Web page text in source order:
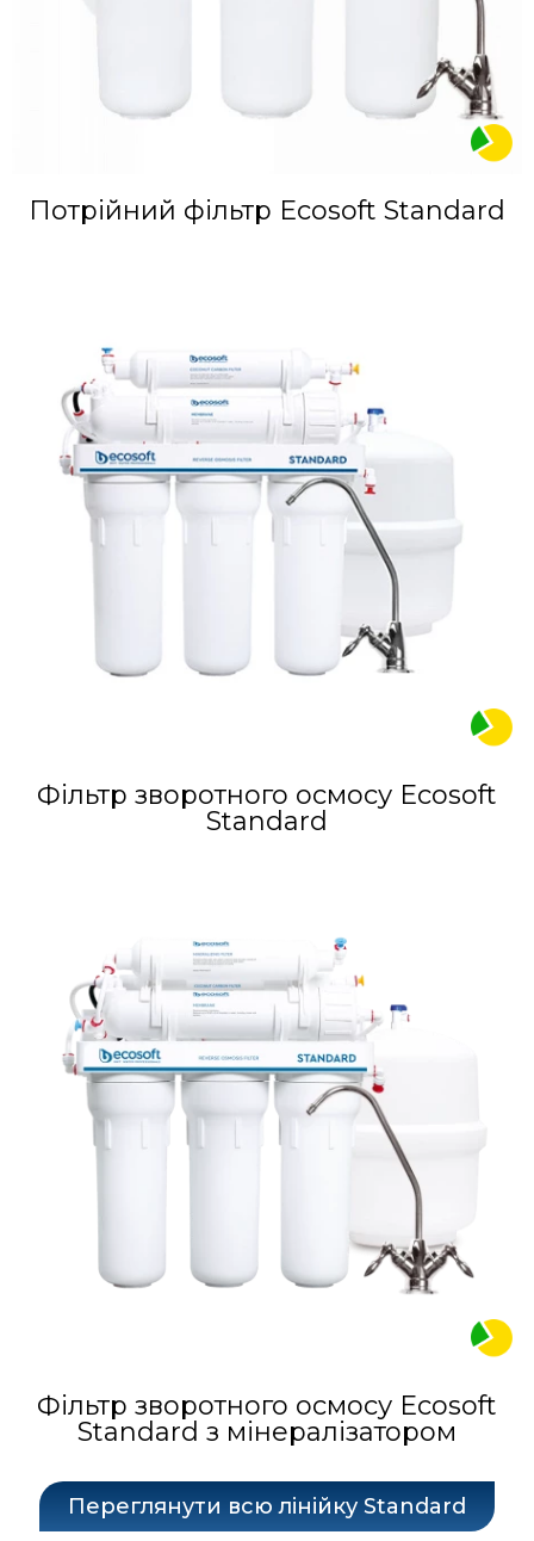
Потрійний фільтр Ecosoft Standard
Фільтр зворотного осмосу Ecosoft
Standard
Фільтр зворотного осмосу Ecosoft
Standard з мінералізатором
Переглянути всю лінійку Standard